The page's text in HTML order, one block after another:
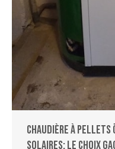
Chaudière à pellets
solaires: le choix